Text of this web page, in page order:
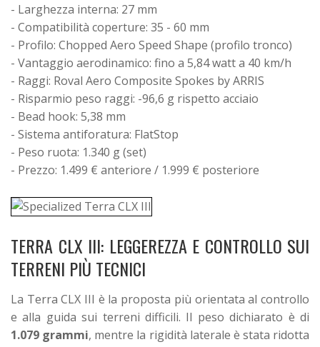
- Larghezza interna: 27 mm
- Compatibilità coperture: 35 - 60 mm
- Profilo: Chopped Aero Speed Shape (profilo tronco)
- Vantaggio aerodinamico: fino a 5,84 watt a 40 km/h
- Raggi: Roval Aero Composite Spokes by ARRIS
- Risparmio peso raggi: -96,6 g rispetto acciaio
- Bead hook: 5,38 mm
- Sistema antiforatura: FlatStop
- Peso ruota: 1.340 g (set)
- Prezzo: 1.499 € anteriore / 1.999 € posteriore
TERRA CLX III: LEGGEREZZA E CONTROLLO SUI
TERRENI PIÙ TECNICI
La Terra CLX III è la proposta più orientata al controllo
e alla guida sui terreni difficili. Il peso dichiarato è di
1.079 grammi, mentre la rigidità laterale è stata ridotta